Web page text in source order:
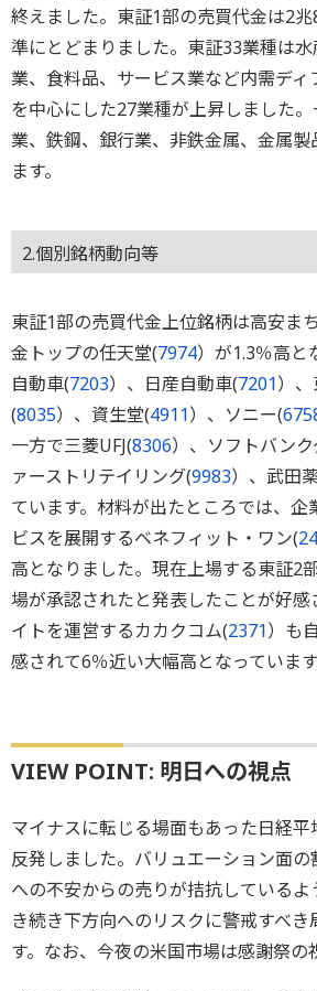
終えました。東証1部の売買代金は2
準にとどまりました。東証33業種は
業、食料品、サービス業など内需ディ
を中心にした27業種が上昇しました
業、鉄鋼、銀行業、非鉄金属、金属
ます。
2.個別銘柄動向等
東証1部の売買代金上位銘柄は高安ま
金トップの任天堂(7974）が1.3％高と
自動車(7203）、日産自動車(7201）
(8035）、資生堂(4911）、ソニー(
一方で三菱UFJ(8306）、ソフトバン
ァーストリテイリング(9983）、武田
ています。材料が出たところでは、企
ビスを展開するベネフィット・ワン(
高となりました。現在上場する東証2
場が承認されたと発表したことが好
イトを運営するカカクコム(2371）も
感されて6％近い大幅高となっています
VIEW POINT: 明日への視点
マイナスに転じる場面もあった日経平
反発しました。バリュエーション面
への不安からの売りが拮抗しているよ
き続き下方向へのリスクに警戒すべき
す。なお、今夜の米国市場は感謝祭の